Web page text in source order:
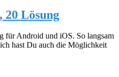
20 Lösung
für Android und iOS. So langsam
hast Du auch die Möglichkeit